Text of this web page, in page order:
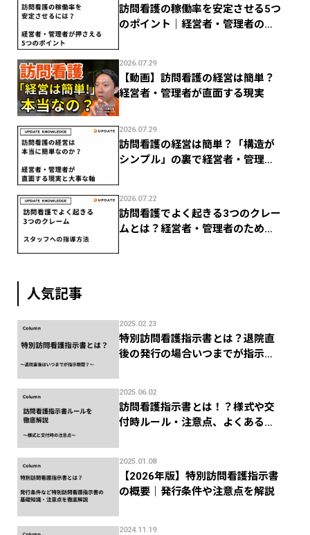
訪問看護の稼働率を安定させる5つ
のポイント｜経営者・管理者のた
2026.07.29
【動画】訪問看護の経営は簡単？
経営者・管理者が直面する現実
2026.07.29
訪問看護の経営は簡単？「構造が
シンプル」の裏で経営者・管理者
2026.07.22
訪問看護でよく起きる3つのクレー
ムとは？経営者・管理者のための
人気記事
2025.02.23
特別訪問看護指示書とは？退院直
後の発行の場合いつまでが指示期
2025.06.02
訪問看護指示書とは！？様式や交
付時ルール・注意点、よくある返
2025.01.08
【2026年版】特別訪問看護指示書
の概要｜発行条件や注意点を解説
2024.11.19